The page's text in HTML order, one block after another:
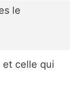
le
et celle qui